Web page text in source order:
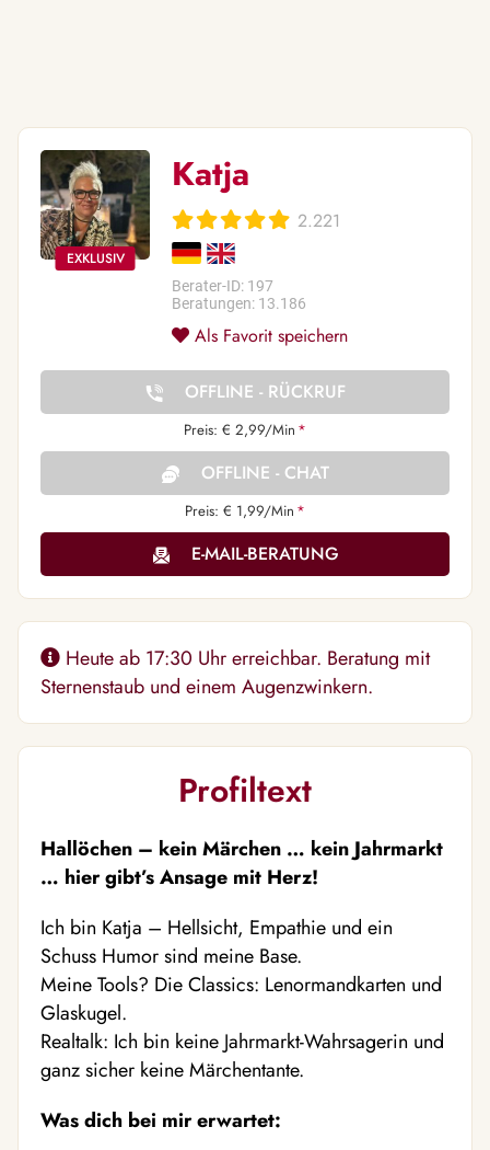
Katja
2.221
Berater-ID: 197
Beratungen: 13.186
Als Favorit speichern
OFFLINE - RÜCKRUF
Preis: € 2,99/Min *
OFFLINE - CHAT
Preis: € 1,99/Min *
E-MAIL-BERATUNG
Heute ab 17:30 Uhr erreichbar. Beratung mit
Sternenstaub und einem Augenzwinkern.
Profiltext
Hallöchen – kein Märchen … kein Jahrmarkt
… hier gibt’s Ansage mit Herz!
Ich bin Katja – Hellsicht, Empathie und ein
Schuss Humor sind meine Base.
Meine Tools? Die Classics: Lenormandkarten und
Glaskugel.
Realtalk: Ich bin keine Jahrmarkt-Wahrsagerin und
ganz sicher keine Märchentante.
Was dich bei mir erwartet: